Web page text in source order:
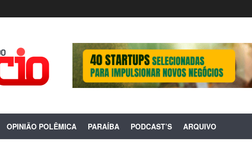
OPINIÃO POLÊMICA PARAÍBA PODCAST’S ARQUIVO